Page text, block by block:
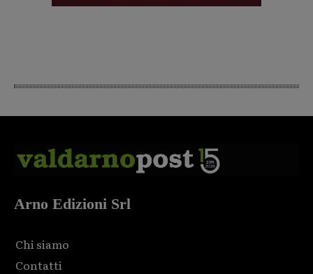
Arno Edizioni Srl
Chi siamo
Contatti